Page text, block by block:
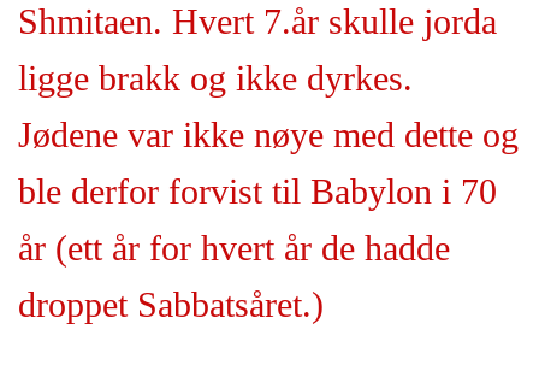
Shmitaen. Hvert 7.år skulle jorda
ligge brakk og ikke dyrkes.
Jødene var ikke nøye med dette og
ble derfor forvist til Babylon i 70
år (ett år for hvert år de hadde
droppet Sabbatsåret.)